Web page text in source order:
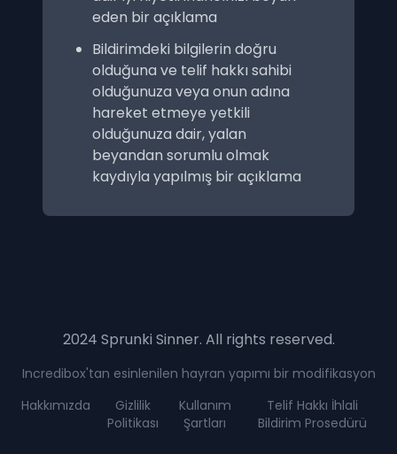
eden bir açıklama
Bildirimdeki bilgilerin doğru
olduğuna ve telif hakkı sahibi
olduğunuza veya onun adına
hareket etmeye yetkili
olduğunuza dair, yalan
beyandan sorumlu olmak
kaydıyla yapılmış bir açıklama
2024 Sprunki Sinner. All rights reserved.
Incredibox'tan esinlenilen hayran yapımı bir modifikasyon
Hakkımızda
Gizlilik
Politikası
Kullanım
Şartları
Telif Hakkı İhlali
Bildirim Prosedürü